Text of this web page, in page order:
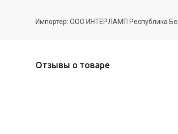
Импортер: ООО ИНТЕРЛАМП Республика
Отзывы о товаре